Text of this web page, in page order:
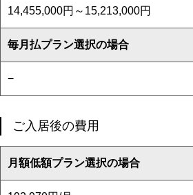
14,455,000円～15,213,000円
毎月払プラン選択の場合
−
ご入居後の費用
月額低額プラン選択の場合